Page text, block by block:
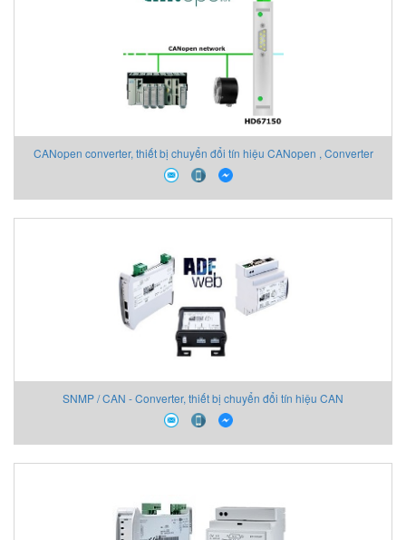
CANopen converter, thiết bị chuyển đổi tín hiệu CANopen , Converter
ADF
SNMP / CAN - Converter, thiết bị chuyển đổi tín hiệu CAN